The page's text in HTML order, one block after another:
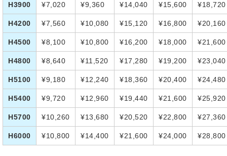
H3900 ¥7,020 ¥9,360 ¥14,040 ¥15,600 ¥18,720
H4200 ¥7,560 ¥10,080 ¥15,120 ¥16,800 ¥20,160
H4500 ¥8,100 ¥10,800 ¥16,200 ¥18,000 ¥21,600
H4800 ¥8,640 ¥11,520 ¥17,280 ¥19,200 ¥23,040
H5100 ¥9,180 ¥12,240 ¥18,360 ¥20,400 ¥24,480
H5400 ¥9,720 ¥12,960 ¥19,440 ¥21,600 ¥25,920
H5700 ¥10,260 ¥13,680 ¥20,520 ¥22,800 ¥27,360
H6000 ¥10,800 ¥14,400 ¥21,600 ¥24,000 ¥28,800